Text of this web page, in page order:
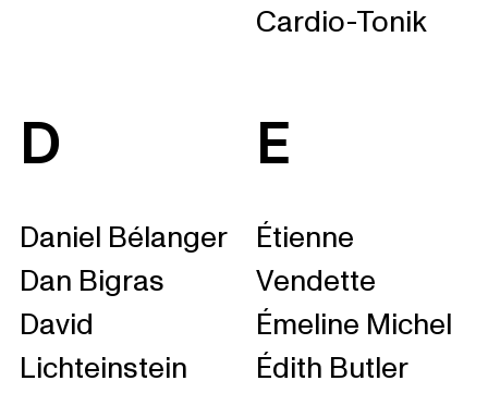
Cardio-Tonik
D
Daniel Bélanger
Dan Bigras
David
Lichteinstein
E
Étienne
Vendette
Émeline Michel
Édith Butler